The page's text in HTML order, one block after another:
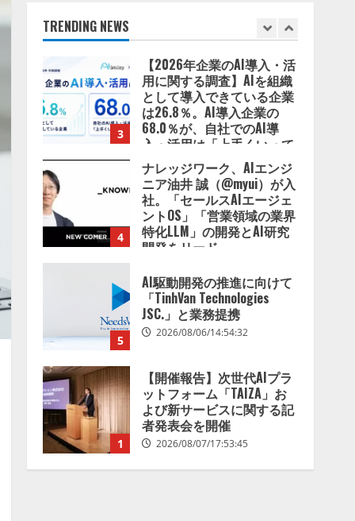
TRENDING NEWS
2
3
【2026年企業のAI導入・活
用に関する調査】AIを組織
として導入できている企業
は26.8％。AI導入企業の
68.0％が、自社でのAI導
入・活用は「上手くいって
いる」と回答
2026/08/07/13:53:50
4
ナレッジワーク、AIエンジ
ニア油井 誠（@myui）が入
社。「セールスAIエージェ
ントOS」「営業領域の業界
特化LLM」の開発とAI研究
開発をリード
5
AI駆動開発の推進に向けて
「TinhVan Technologies
JSC.」と業務提携
2026/08/06/14:54:32
1
【開催報告】次世代AIプラ
ットフォーム「TAIZA」お
よび新サービスに関する記
者発表会を開催
2026/08/07/17:53:45